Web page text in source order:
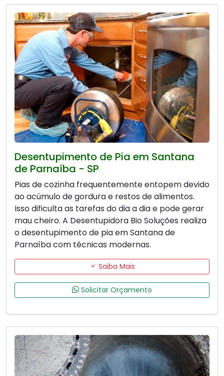
Desentupimento de Pia em Santana
de Parnaíba - SP
Pias de cozinha frequentemente entopem devido
ao acúmulo de gordura e restos de alimentos.
Isso dificulta as tarefas do dia a dia e pode gerar
mau cheiro. A Desentupidora Bio Soluções realiza
o desentupimento de pia em Santana de
Parnaíba com técnicas modernas.
Saiba Mais
Solicitar Orçamento